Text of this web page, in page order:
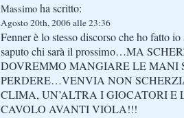
Massimo ha scritto:
Agosto 20th, 2006 alle 23:36
Fenner è lo stesso discorso che ho fatto
saputo chi sarà il prossimo…MA
DOVREMMO MANGIARE LE MANI
PERDERE…VENVIA NON
CLIMA, UN’ALTRA I GIOCATORI E
CAVOLO AVANTI VIOLA!!!